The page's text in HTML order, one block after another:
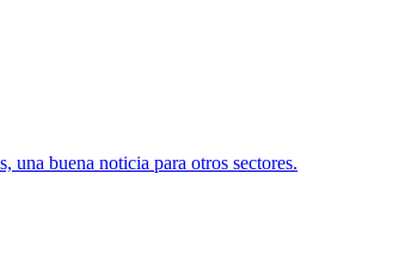
una buena noticia para otros sectores.